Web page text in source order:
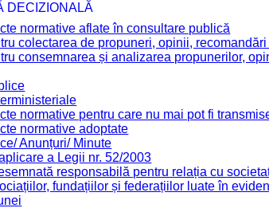
DECIZIONALĂ
normative aflate în consultare publică
colectarea de propuneri, opinii, recomandări
consemnarea și analizarea propunerilor,
normative pentru care nu mai pot fi
normative adoptate
Anunțuri/ Minute
a Legii nr. 52/2003
responsabilă pentru relația cu
fundațiilor și federațiilor luate în